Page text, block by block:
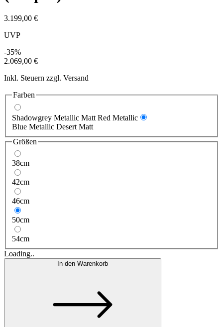
3.199,00 €
UVP
-35%
2.069,00 €
Inkl. Steuern zzgl. Versand
Farben
Shadowgrey Metallic Matt Red Metallic
Blue Metallic Desert Matt
Größen
38cm
42cm
46cm
50cm
54cm
Loading..
In den Warenkorb